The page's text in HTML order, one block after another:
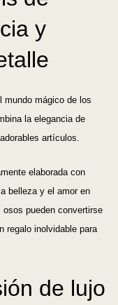
y
mundo mágico de los
la elegancia de
artículos.
elaborada con
belleza y el amor en
pueden convertirse
regalo inolvidable para
de lujo